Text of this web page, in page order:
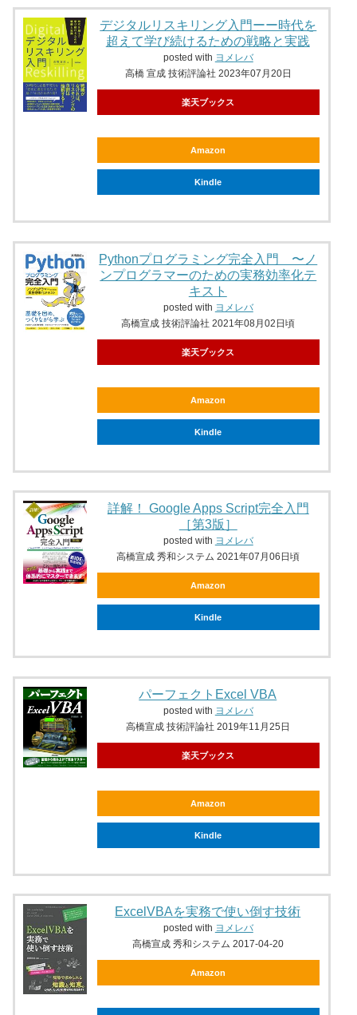
デジタルリスキリング入門ーー時代を
超えて学び続けるための戦略と実践
posted with ヨメレバ
高橋 宣成 技術評論社 2023年07月20日
楽天ブックス
Amazon
Kindle
Pythonプログラミング完全入門 〜ノ
ンプログラマーのための実務効率化テ
キスト
posted with ヨメレバ
高橋宣成 技術評論社 2021年08月02日頃
楽天ブックス
Amazon
Kindle
詳解！ Google Apps Script完全入門
［第3版］
posted with ヨメレバ
高橋宣成 秀和システム 2021年07月06日頃
Amazon
Kindle
パーフェクトExcel VBA
posted with ヨメレバ
高橋宣成 技術評論社 2019年11月25日
楽天ブックス
Amazon
Kindle
ExcelVBAを実務で使い倒す技術
posted with ヨメレバ
高橋宣成 秀和システム 2017-04-20
Amazon